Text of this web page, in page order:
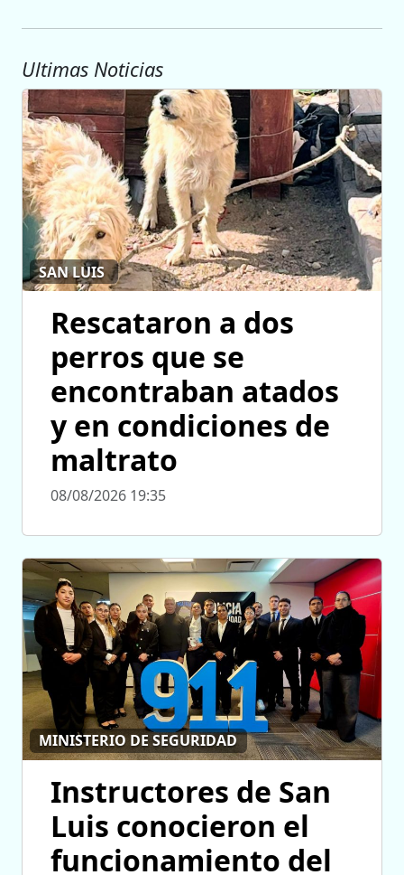
Ultimas Noticias
SAN LUIS
Rescataron a dos
perros que se
encontraban atados
y en condiciones de
maltrato
08/08/2026 19:35
MINISTERIO DE SEGURIDAD
Instructores de San
Luis conocieron el
funcionamiento del